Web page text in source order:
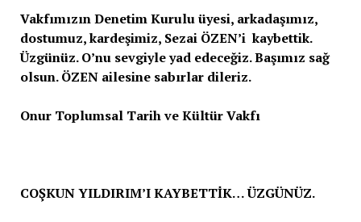
Vakfımızın Denetim Kurulu üyesi, arkadaşımız,
dostumuz, kardeşimiz, Sezai ÖZEN’i kaybettik.
Üzgünüz. O’nu sevgiyle yad edeceğiz. Başımız sağ
olsun. ÖZEN ailesine sabırlar dileriz.
Onur Toplumsal Tarih ve Kültür Vakfı
COŞKUN YILDIRIM’I KAYBETTİK… ÜZGÜNÜZ.